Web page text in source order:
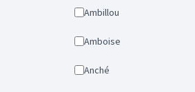
Ambillou
Amboise
Anché